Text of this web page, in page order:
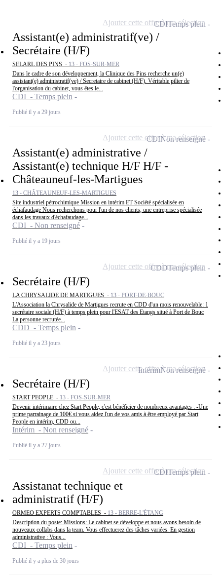
Assistant(e) administratif(ve) /
Secrétaire (H/F)
SELARL DES PINS - 13 - FOS-SUR-MER
Dans le cadre de son développement, la Clinique des Pins recherche un(e)
assistant(e) administratif(ve) / Secretaire de cabinet (H/F). Véritable pilier de
l'organisation du cabinet, vous êtes le...
CDI - Temps plein
Publié il y a 29 jours
CDITemps plein
Ajouter cette offre à ma sélection
Assistant(e) administrative /
Assistant(e) technique H/F H/F -
Châteauneuf-les-Martigues
13 - CHÂTEAUNEUF-LES-MARTIGUES
Site industriel pétrochimique Mission en intérim ET Société spécialisée en
échafaudage Nous recherchons pour l'un de nos clients, une entreprise spécialisée
dans les travaux d'échafaudage...
CDI - Non renseigné
Publié il y a 19 jours
CDINon renseigné
Ajouter cette offre à ma sélection
Secrétaire (H/F)
LA CHRYSALIDE DE MARTIGUES - 13 - PORT-DE-BOUC
L'Association la Chrysalide de Martigues recrute en CDD d'un mois renouvelable: 1
secrétaire sociale (H/F) à temps plein pour l'ESAT des Etangs situé à Port de Bouc
La personne recrutée...
CDD - Temps plein
Publié il y a 23 jours
CDDTemps plein
Ajouter cette offre à ma sélection
Secrétaire (H/F)
START PEOPLE - 13 - FOS-SUR-MER
Devenir intérimaire chez Start People, c'est bénéficier de nombreux avantages : -Une
prime parrainage de 100€ si vous aidez l'un de vos amis à être employé par Start
People en intérim, CDD ou...
Intérim - Non renseigné
Publié il y a 27 jours
IntérimNon renseigné
Ajouter cette offre à ma sélection
Assistanat technique et
administratif (H/F)
ORMEO EXPERTS COMPTABLES - 13 - BERRE-L'ÉTANG
Description du poste: Missions: Le cabinet se développe et nous avons besoin de
nouveaux collabs dans la team. Vous effectuerez des tâches variées. En gestion
administrative : Vous...
CDI - Temps plein
Publié il y a plus de 30 jours
CDITemps plein
Ajouter cette offre à ma sélection